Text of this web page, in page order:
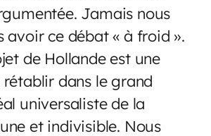
Jamais nous
avoir ce débat « à froid ».
de Hollande est une
dans le grand
universaliste de la
et indivisible. Nous